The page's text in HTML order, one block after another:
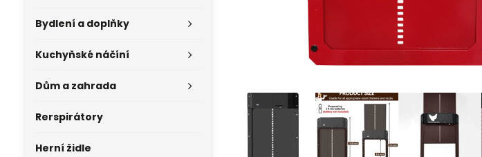
Bydlení a doplňky
Kuchyňské náčíní
Dům a zahrada
Rerspirátory
Herní židle